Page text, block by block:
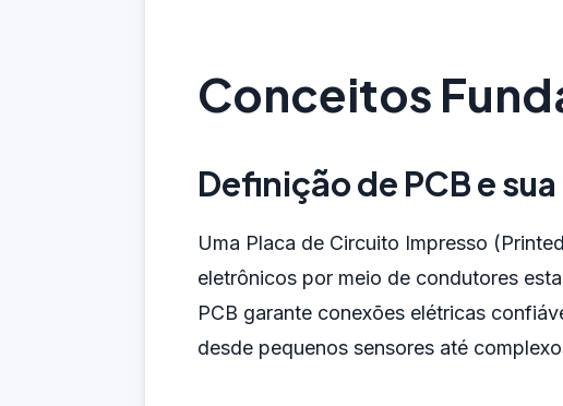
Conceitos
Definição de PCB e
Uma Placa de Circuito Impresso
eletrônicos por meio de condutores
PCB garante conexões elétricas
desde pequenos sensores até